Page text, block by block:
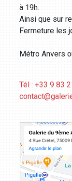
à 19h.
Ainsi que sur
Fermeture les
Métro Anvers
Tél : +33 9 83